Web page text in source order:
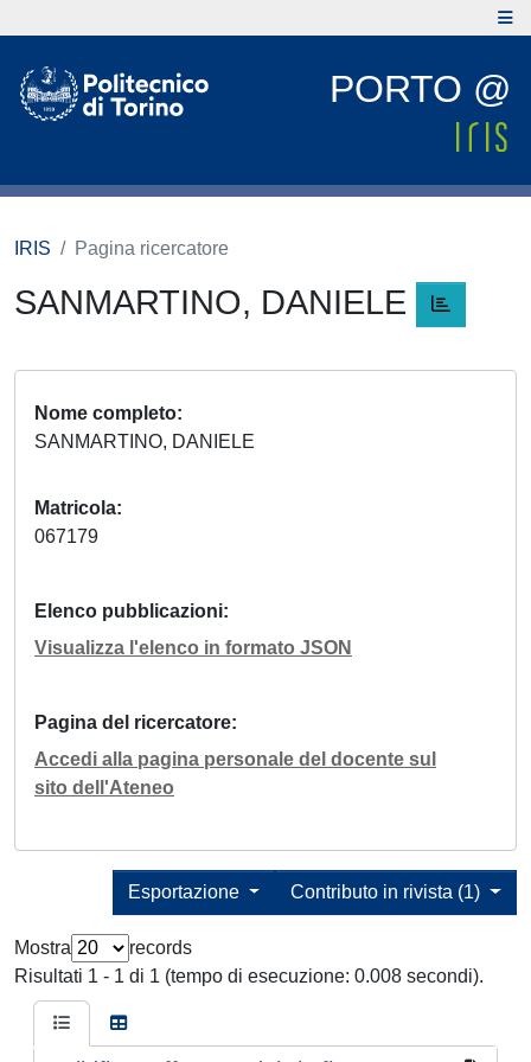
PORTO @
IRIS Pagina ricercatore
SANMARTINO, DANIELE
Nome completo
SANMARTINO, DANIELE
Matricola
067179
Elenco pubblicazioni
Visualizza l'elenco in formato JSON
Pagina del ricercatore
Accedi alla pagina personale del docente sul
sito dell'Ateneo
Contributo in rivista (1)
Esportazione
Mostra
records
Risultati 1 - 1 di 1 (tempo di esecuzione: 0.008 secondi).